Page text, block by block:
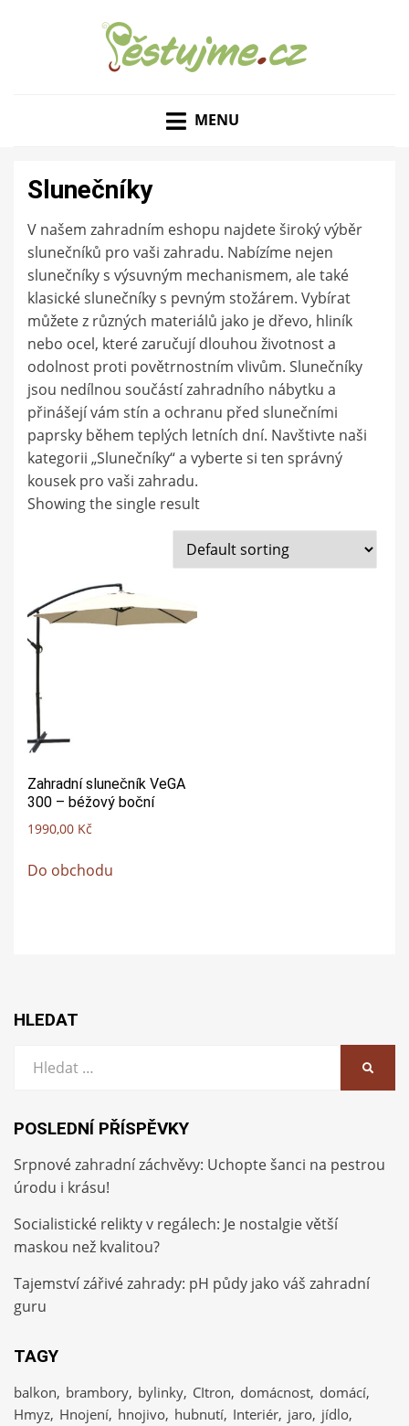
MENU
Slunečníky
V našem zahradním eshopu najdete široký výběr
slunečníků pro vaši zahradu. Nabízíme nejen
slunečníky s výsuvným mechanismem, ale také
klasické slunečníky s pevným stožárem. Vybírat
můžete z různých materiálů jako je dřevo, hliník
nebo ocel, které zaručují dlouhou životnost a
odolnost proti povětrnostním vlivům. Slunečníky
jsou nedílnou součástí zahradního nábytku a
přinášejí vám stín a ochranu před slunečními
paprsky během teplých letních dní. Navštivte naši
kategorii „Slunečníky“ a vyberte si ten správný
kousek pro vaši zahradu.
Showing the single result
Zahradní slunečník VeGA
300 – béžový boční
1990,00 Kč
Do obchodu
HLEDAT
POSLEDNÍ PŘÍSPĚVKY
Srpnové zahradní záchvěvy: Uchopte šanci na pestrou
úrodu i krásu!
Socialistické relikty v regálech: Je nostalgie větší
maskou než kvalitou?
Tajemství zářivé zahrady: pH půdy jako váš zahradní
guru
TAGY
balkon brambory bylinky CItron domácnost domácí
Hmyz Hnojení hnojivo hubnutí Interiér jaro jídlo